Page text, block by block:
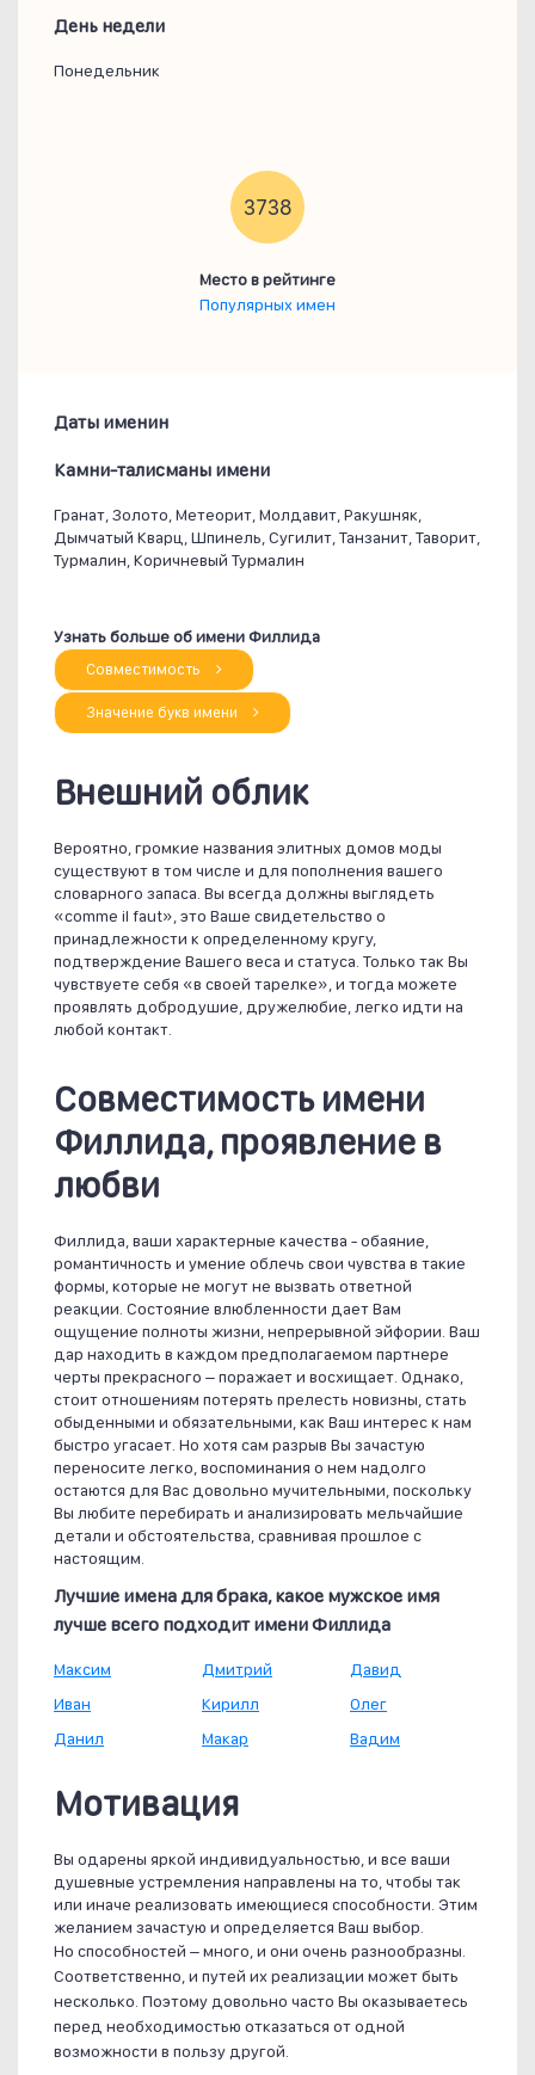
День недели
Понедельник
3738
Место в рейтинге
Популярных имен
Даты именин
Камни-талисманы имени
Гранат, Золото, Метеорит, Молдавит, Ракушняк,
Дымчатый Кварц, Шпинель, Сугилит, Танзанит, Таворит,
Турмалин, Коричневый Турмалин
Узнать больше об имени Филлида
Совместимость
Значение букв имени
Внешний облик
Вероятно, громкие названия элитных домов моды
существуют в том числе и для пополнения вашего
словарного запаса. Вы всегда должны выглядеть
«comme il faut», это Ваше свидетельство о
принадлежности к определенному кругу,
подтверждение Вашего веса и статуса. Только так Вы
чувствуете себя «в своей тарелке», и тогда можете
проявлять добродушие, дружелюбие, легко идти на
любой контакт.
Совместимость имени
Филлида, проявление в
любви
Филлида, ваши характерные качества - обаяние,
романтичность и умение облечь свои чувства в такие
формы, которые не могут не вызвать ответной
реакции. Состояние влюбленности дает Вам
ощущение полноты жизни, непрерывной эйфории. Ваш
дар находить в каждом предполагаемом партнере
черты прекрасного – поражает и восхищает. Однако,
стоит отношениям потерять прелесть новизны, стать
обыденными и обязательными, как Ваш интерес к нам
быстро угасает. Но хотя сам разрыв Вы зачастую
переносите легко, воспоминания о нем надолго
остаются для Вас довольно мучительными, поскольку
Вы любите перебирать и анализировать мельчайшие
детали и обстоятельства, сравнивая прошлое с
настоящим.
Лучшие имена для брака, какое мужское имя
лучше всего подходит имени Филлида
Максим
Иван
Данил
Дмитрий
Кирилл
Макар
Давид
Олег
Вадим
Мотивация
Вы одарены яркой индивидуальностью, и все ваши
душевные устремления направлены на то, чтобы так
или иначе реализовать имеющиеся способности. Этим
желанием зачастую и определяется Ваш выбор.
Но способностей – много, и они очень разнообразны.
Соответственно, и путей их реализации может быть
несколько. Поэтому довольно часто Вы оказываетесь
перед необходимостью отказаться от одной
возможности в пользу другой.